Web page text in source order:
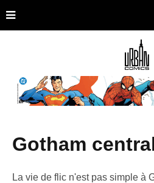
gotham
La vie de flic n'est pas simple à